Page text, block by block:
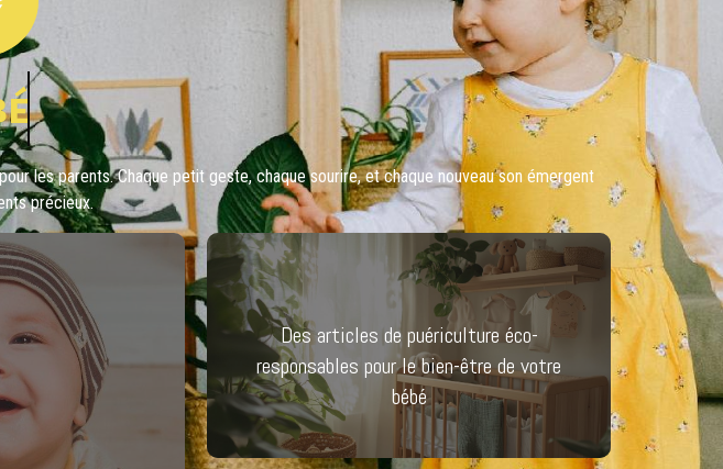
les parents. Chaque petit geste, chaque sourire, et chaque nouveau son émergent
précieux.
Des articles de puériculture éco-
responsables pour le bien-être de votre
bébé